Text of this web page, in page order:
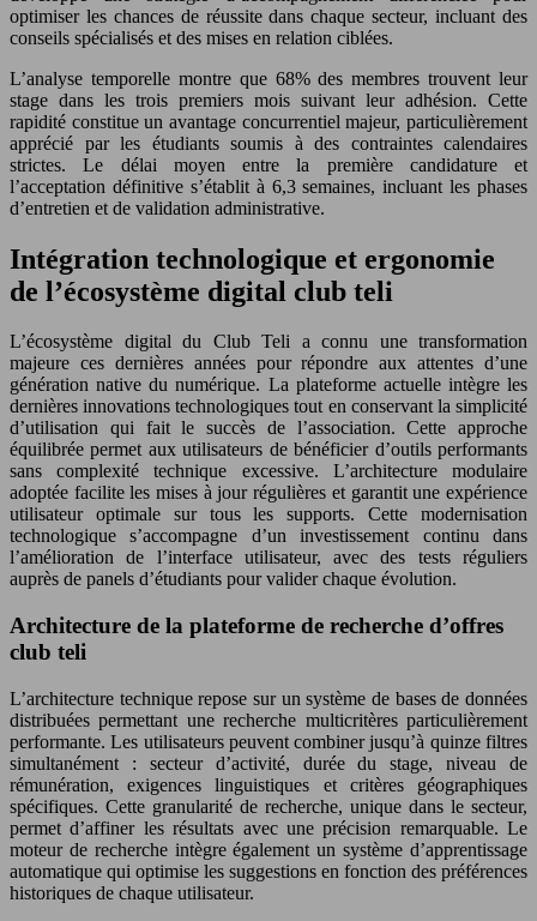
optimiser les chances de réussite dans chaque secteur, incluant des
conseils spécialisés et des mises en relation ciblées.
L’analyse temporelle montre que 68% des membres trouvent leur
stage dans les trois premiers mois suivant leur adhésion. Cette
rapidité constitue un avantage concurrentiel majeur, particulièrement
apprécié par les étudiants soumis à des contraintes calendaires
strictes. Le délai moyen entre la première candidature et
l’acceptation définitive s’établit à 6,3 semaines, incluant les phases
d’entretien et de validation administrative.
Intégration technologique et ergonomie
de l’écosystème digital club teli
L’écosystème digital du Club Teli a connu une transformation
majeure ces dernières années pour répondre aux attentes d’une
génération native du numérique. La plateforme actuelle intègre les
dernières innovations technologiques tout en conservant la simplicité
d’utilisation qui fait le succès de l’association. Cette approche
équilibrée permet aux utilisateurs de bénéficier d’outils performants
sans complexité technique excessive. L’architecture modulaire
adoptée facilite les mises à jour régulières et garantit une expérience
utilisateur optimale sur tous les supports. Cette modernisation
technologique s’accompagne d’un investissement continu dans
l’amélioration de l’interface utilisateur, avec des tests réguliers
auprès de panels d’étudiants pour valider chaque évolution.
Architecture de la plateforme de recherche d’offres
club teli
L’architecture technique repose sur un système de bases de données
distribuées permettant une recherche multicritères particulièrement
performante. Les utilisateurs peuvent combiner jusqu’à quinze filtres
simultanément : secteur d’activité, durée du stage, niveau de
rémunération, exigences linguistiques et critères géographiques
spécifiques. Cette granularité de recherche, unique dans le secteur,
permet d’affiner les résultats avec une précision remarquable. Le
moteur de recherche intègre également un système d’apprentissage
automatique qui optimise les suggestions en fonction des préférences
historiques de chaque utilisateur.